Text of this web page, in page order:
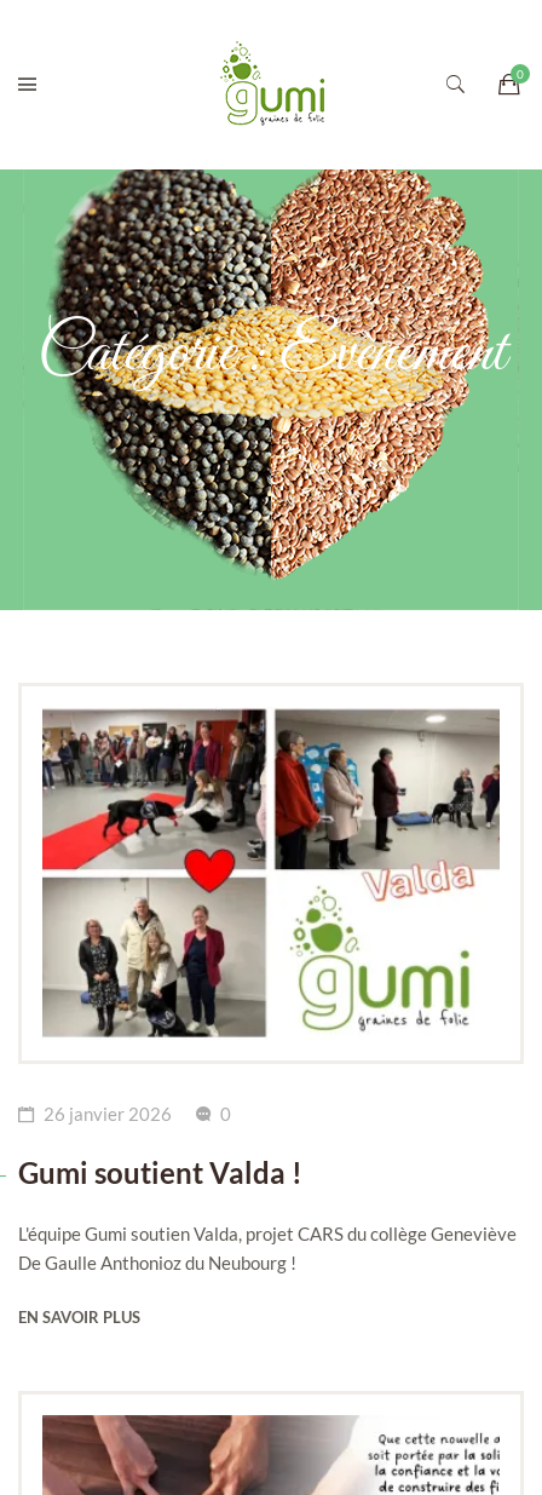
Catégorie :Evènement
26 janvier 2026 0
Gumi soutient Valda !
L'équipe Gumi soutien Valda, projet CARS du collège Geneviève
De Gaulle Anthonioz du Neubourg !
EN SAVOIR PLUS